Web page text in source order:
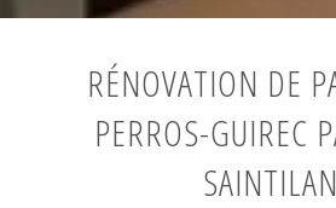
RÉNOVATION DE
PERROS-GUIREC
SAINTILAN